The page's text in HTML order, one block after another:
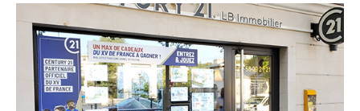
CENTURY 21 LB Immobilier
40 avenue du Général de Gaulle
MAISONS ALFORT - 94700